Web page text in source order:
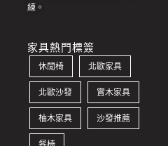
練。
家具熱門標簽
休閒椅 北歐家具
北歐沙發 實木家具
柚木家具 沙發推薦